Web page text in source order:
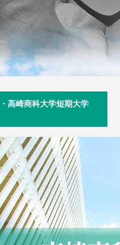
高崎商科大学短期大学